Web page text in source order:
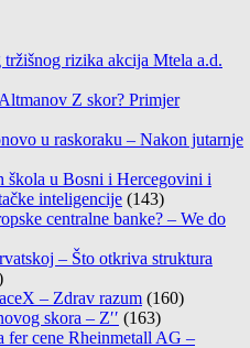
rizika akcija Mtela a.d.
Z skor? Primjer
u raskoraku – Nakon jutarnje
škola u Bosni i Hercegovini i
inteligencije (143)
centralne banke? – We do
– Što otkriva struktura
– Zdrav razum (160)
skora – Z′′ (163)
fer cene Rheinmetall AG –